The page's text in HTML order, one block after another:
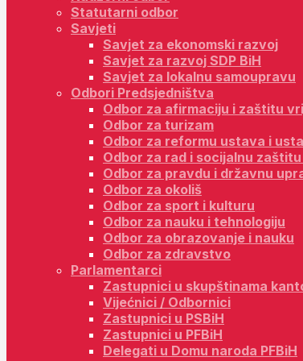
Statutarni odbor
Savjeti
Savjet za ekonomski razvoj
Savjet za razvoj SDP BiH
Savjet za lokalnu samoupravu
Odbori Predsjedništva
Odbor za afirmaciju i zaštitu
Odbor za turizam
Odbor za reformu ustava i
Odbor za rad i socijalnu zaštitu
Odbor za pravdu i državnu
Odbor za okoliš
Odbor za sport i kulturu
Odbor za nauku i tehnologiju
Odbor za obrazovanje i nauku
Odbor za zdravstvo
Parlamentarci
Zastupnici u skupštinama
Vijećnici / Odbornici
Zastupnici u PSBiH
Zastupnici u PFBiH
Delegati u Domu naroda PFBiH